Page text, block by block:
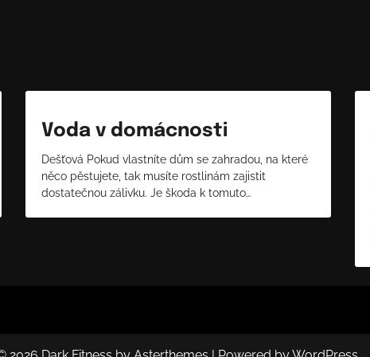
Voda v domácnosti
Dešťová Pokud vlastníte dům se zahradou, na které
něco pěstujete, tak musíte rostlinám zajistit
dostatečnou zálivku. Je škoda k tomuto…